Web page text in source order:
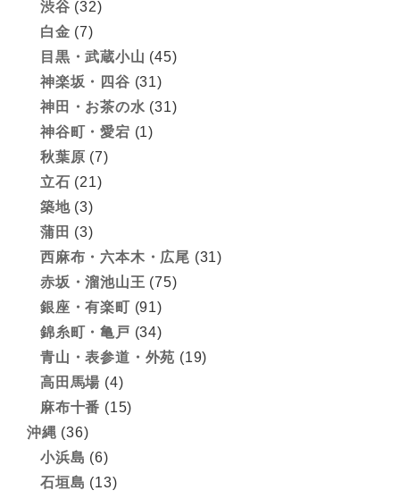
渋谷 (32)
白金 (7)
目黒・武蔵小山 (45)
神楽坂・四谷 (31)
神田・お茶の水 (31)
神谷町・愛宕 (1)
秋葉原 (7)
立石 (21)
築地(3)
蒲田 (3)
西麻布・六本木・広尾 (31)
赤坂・溜池山王 (75)
銀座・有楽町 (91)
錦糸町・亀戸 (34)
青山・表参道・外苑 (19)
高田馬場 (4)
麻布十番 (15)
沖縄 (36)
小浜島 (6)
石垣島 (13)